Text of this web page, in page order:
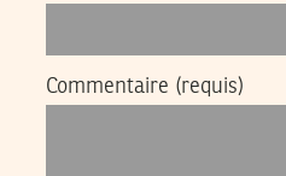
Commentaire (requis)